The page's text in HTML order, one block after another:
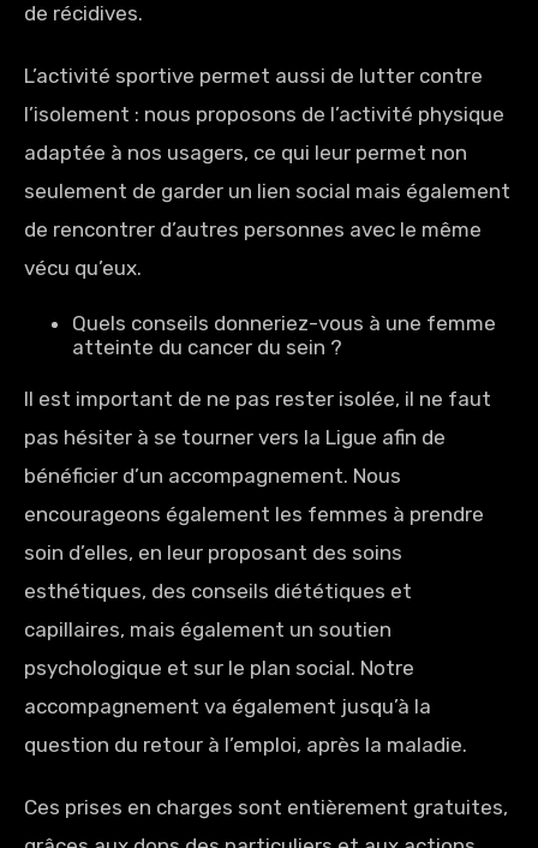
de récidives.
L’activité sportive permet aussi de lutter contre
l’isolement : nous proposons de l’activité physique
adaptée à nos usagers, ce qui leur permet non
seulement de garder un lien social mais également
de rencontrer d’autres personnes avec le même
vécu qu’eux.
Quels conseils donneriez-vous à une femme
atteinte du cancer du sein ?
Il est important de ne pas rester isolée, il ne faut
pas hésiter à se tourner vers la Ligue afin de
bénéficier d’un accompagnement. Nous
encourageons également les femmes à prendre
soin d’elles, en leur proposant des soins
esthétiques, des conseils diététiques et
capillaires, mais également un soutien
psychologique et sur le plan social. Notre
accompagnement va également jusqu’à la
question du retour à l’emploi, après la maladie.
Ces prises en charges sont entièrement gratuites,